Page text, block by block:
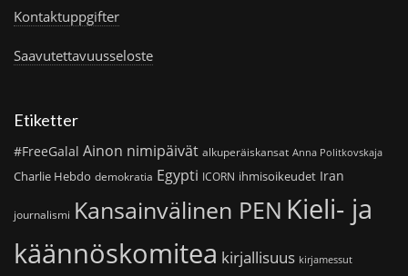
Kontaktuppgifter
Saavutettavuusseloste
Etiketter
#FreeGalal Ainon nimipäivät alkuperäiskansat Anna Politkovskaja
Charlie Hebdo demokratia Egypti ICORN ihmisoikeudet Iran
journalismi Kansainvälinen PEN Kieli- ja
käännöskomitea kirjallisuus kirjamessut